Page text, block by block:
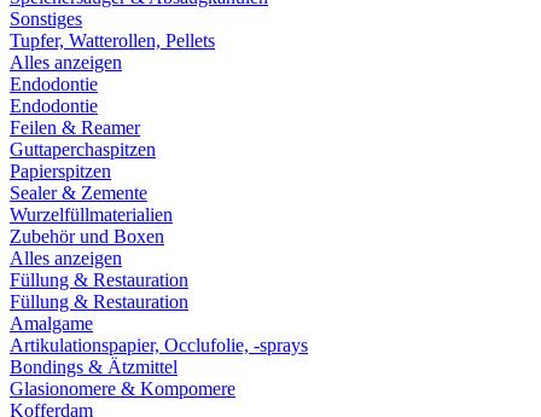
Sonstiges
Tupfer, Watterollen, Pellets
Alles anzeigen
Endodontie
Endodontie
Feilen & Reamer
Guttaperchaspitzen
Papierspitzen
Sealer & Zemente
Wurzelfüllmaterialien
Zubehör und Boxen
Alles anzeigen
Füllung & Restauration
Füllung & Restauration
Amalgame
Artikulationspapier, Occlufolie, -sprays
Bondings & Ätzmittel
Glasionomere & Kompomere
Kofferdam